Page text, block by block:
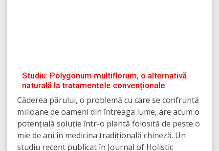
Studiu: Polygonum multiflorum, o alternativă
naturală la tratamentele convenționale
Căderea părului, o problemă cu care se confruntă
milioane de oameni din întreaga lume, are acum o
potențială soluție într-o plantă folosită de peste o
mie de ani în medicina tradițională chineză. Un
studiu recent publicat în Journal of Holistic